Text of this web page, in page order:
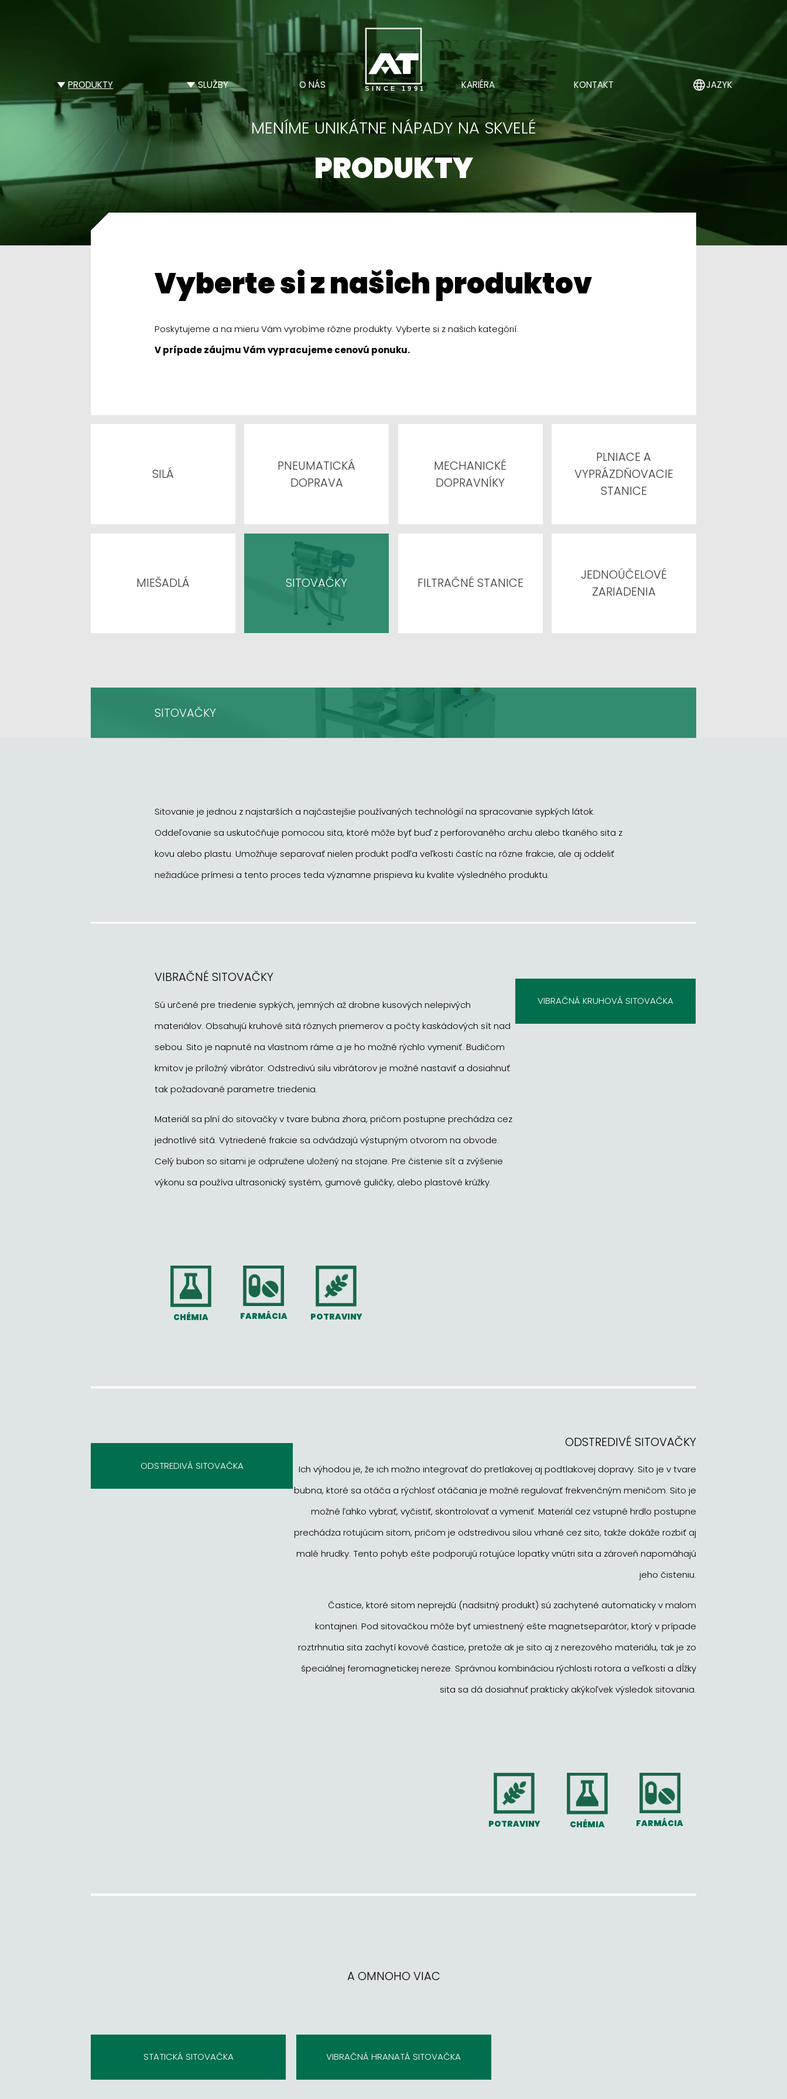
PRODUKTY SLUŽBY O NÁS SINCE 1991 KARIÉRA KONTAKT JAZYK
MENÍME UNIKÁTNE NÁPADY NA SKVELÉ
PRODUKTY
vyberte si z našich produktov
Poskytujeme a na mieru Vám vyrobíme rôzne produkty. Vyberte si z našich kategórií.
V prípade záujmu Vám vypracujeme cenovú ponuku.
SILÁ
PNEUMATICKÁ
DOPRAVA
MECHANICKÉ
DOPRAVNÍKY
PLNIACE A
VYPRÁZDŇOVACIE
STANICE
MIEŠADLÁ SITOVAČKY FILTRAČNÉ STANICE
JEDNOÚČELOVÉ
ZARIADENIA
SITOVAČKY
Sitovanie je jednou z najstarších a najčastejšie používaných technológií na spracovanie sypkých látok.
Oddeľovanie sa uskutočňuje pomocou sita, ktoré môže byť buď z perforovaného archu alebo tkaného sita z
kovu alebo plastu. Umožňuje separovať nielen produkt podľa veľkosti častíc na rôzne frakcie, ale aj oddeliť
nežiadúce prímesi a tento proces teda významne prispieva ku kvalite výsledného produktu.
VIBRAČNÉ SITOVAČKY
Sú určené pre triedenie sypkých, jemných až drobne kusových nelepivých
materiálov. Obsahujú kruhové sitá rôznych priemerov a počty kaskádových sít nad
sebou. Sito je napnuté na vlastnom ráme a je ho možné rýchlo vymeniť. Budičom
kmitov je príložný vibrátor. Odstredivú silu vibrátorov je možné nastaviť a dosiahnuť
tak požadované parametre triedenia.
Materiál sa plní do sitovačky v tvare bubna zhora, pričom postupne prechádza cez
jednotlivé sitá. Vytriedené frakcie sa odvádzajú výstupným otvorom na obvode.
Celý bubon so sitami je odpružene uložený na stojane. Pre čistenie sít a zvýšenie
výkonu sa používa ultrasonický systém, gumové guličky, alebo plastové krúžky.
CHÉMIA FARMÁCIA POTRAVINY
VIBRAČNÁ KRUHOVÁ SITOVAČKA
ODSTREDIVÉ SITOVAČKY
Ich výhodou je, že ich možno integrovať do pretlakovej aj podtlakovej dopravy. Sito je v tvare
bubna, ktoré sa otáča a rýchlosť otáčania je možné regulovať frekvenčným meničom. Sito je
možné ľahko vybrať, vyčistiť, skontrolovať a vymeniť. Materiál cez vstupné hrdlo postupne
prechádza rotujúcim sitom, pričom je odstredivou silou vrhané cez sito, takže dokáže rozbiť aj
malé hrudky. Tento pohyb ešte podporujú rotujúce lopatky vnútri sita a zároveň napomáhajú
jeho čisteniu.
Častice, ktoré sitom neprejdú (nadsitný produkt) sú zachytené automaticky v malom
kontajneri. Pod sitovačkou môže byť umiestnený ešte magnetseparátor, ktorý v prípade
roztrhnutia sita zachytí kovové častice, pretože ak je sito aj z nerezového materiálu, tak je zo
špeciálnej feromagnetickej nereze. Správnou kombináciou rýchlosti rotora a veľkosti a dĺžky
sita sa dá dosiahnuť prakticky akýkoľvek výsledok sitovania.
POTRAVINY CHÉMIA FARMÁCIA
ODSTREDIVÁ SITOVAČKA
A OMNOHO VIAC
STATICKÁ SITOVAČKA VIBRAČNÁ HRANATÁ SITOVAČKA